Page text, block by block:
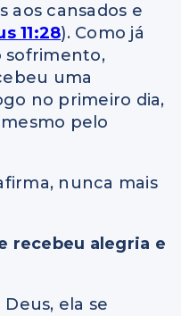
aos cansados e
11:28). Como já
sofrimento,
uma
no primeiro dia,
pelo
nunca mais
recebeu alegria e
ela se